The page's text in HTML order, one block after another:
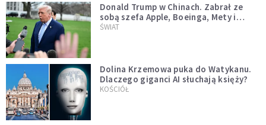
Donald Trump w Chinach. Zabrał ze
sobą szefa Apple, Boeinga, Mety i
Muska
ŚWIAT
Dolina Krzemowa puka do Watykanu.
Dlaczego giganci AI słuchają księży?
KOŚCIÓŁ